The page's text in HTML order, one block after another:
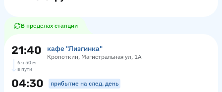
В пределах станции
21:40 кафе "Лизгинка"
Кропоткин, Магистральная ул, 1А
6 ч 50 м
в пути
04:30 прибытие на след. день